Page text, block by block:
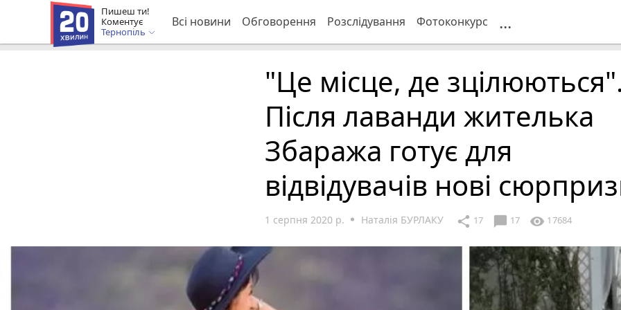
Пишеш ти!
Коментує
Тернопіль
Всі новини Обговорення Розслідування Фотоконкурс ...
"Це місце, де зцілюються".
Після лаванди жителька
Збаража готує для
відвідувачів нові
1 серпня 2020 р. Наталія БУРЛАКУ share 17 chat_bubble 17 visibility 17684